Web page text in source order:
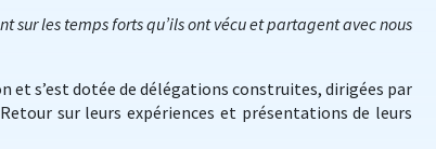
sur les temps forts qu’ils ont vécu et partagent avec nous
et s’est dotée de délégations construites, dirigées par
sur leurs expériences et présentations de leurs